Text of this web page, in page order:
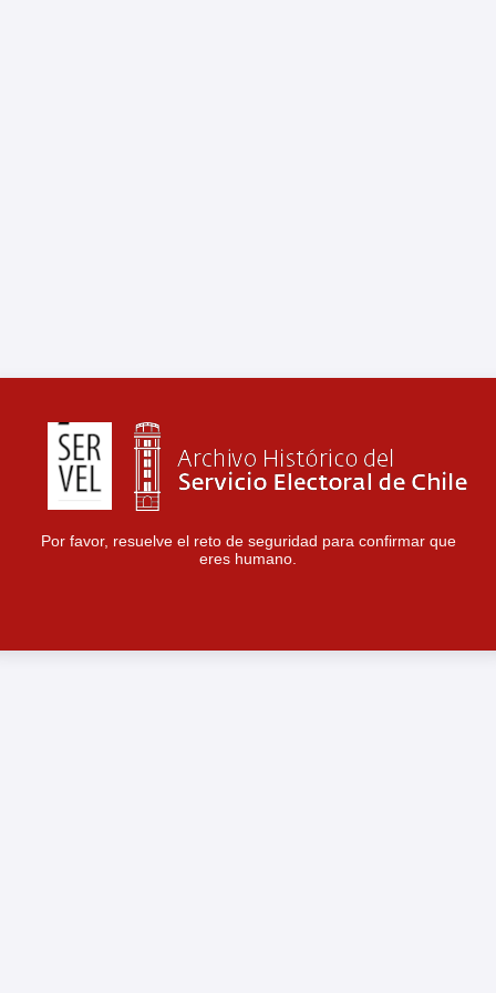
Por favor, resuelve el reto de seguridad para confirmar que
eres humano.